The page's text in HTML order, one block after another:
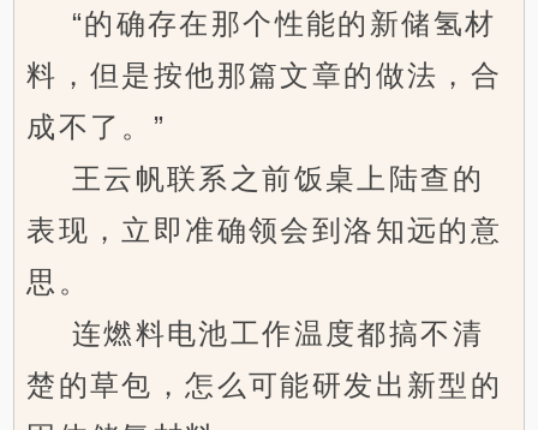
“的确存在那个性能的新储氢材
料，但是按他那篇文章的做法，合
成不了。”
王云帆联系之前饭桌上陆查的
表现，立即准确领会到洛知远的意
思。
连燃料电池工作温度都搞不清
楚的草包，怎么可能研发出新型的